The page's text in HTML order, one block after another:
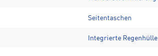
Seitentaschen
Integrierte Regenhülle